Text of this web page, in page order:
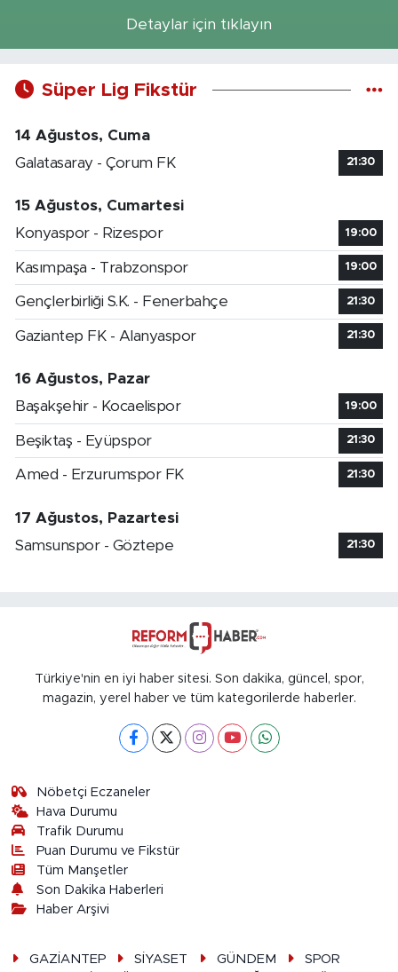
Detaylar için tıklayın
Süper Lig Fikstür
14 Ağustos, Cuma
Galatasaray - Çorum FK
21:30
15 Ağustos, Cumartesi
Konyaspor - Rizespor
19:00
Kasımpaşa - Trabzonspor 19:00
Gençlerbirliği S.K. - Fenerbahçe 21:30
Gaziantep FK - Alanyaspor 21:30
16 Ağustos, Pazar
Başakşehir - Kocaelispor
19:00
Beşiktaş - Eyüpspor 21:30
Amed - Erzurumspor FK 21:30
17 Ağustos, Pazartesi
Samsunspor - Göztepe
21:30
Türkiye'nin en iyi haber sitesi. Son dakika, güncel, spor,
magazin, yerel haber ve tüm kategorilerde haberler.
Nöbetçi Eczaneler
Hava Durumu
Trafik Durumu
Puan Durumu ve Fikstür
Tüm Manşetler
Son Dakika Haberleri
Haber Arşivi
GAZİANTEP SİYASET GÜNDEM
SPOR